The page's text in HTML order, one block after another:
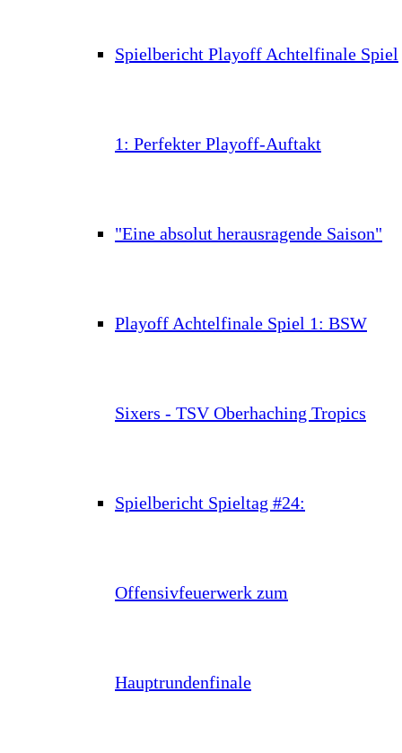
Spielbericht Playoff Achtelfinale Spiel
1: Perfekter Playoff-Auftakt
"Eine absolut herausragende Saison"
Playoff Achtelfinale Spiel 1: BSW
Sixers - TSV Oberhaching Tropics
Spielbericht Spieltag #24:
Offensivfeuerwerk zum
Hauptrundenfinale